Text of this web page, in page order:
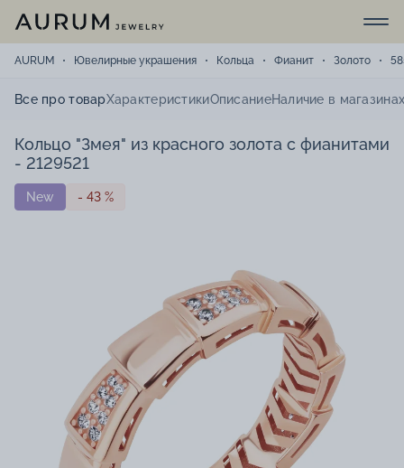
AURUM Ювелирные украшения Кольца Фианит Золото
Все про товарХарактеристикиОписаниеНаличие в
Кольцо "Змея" из красного золота с фианитами
- 2129521
New - 43 %